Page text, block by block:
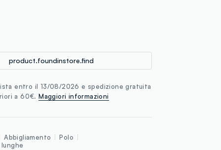
product.foundinstore.find
entro il 13/08/2026 e spedizione gratuita
a 60€.Maggiori informazioni
Abbigliamento
Polo